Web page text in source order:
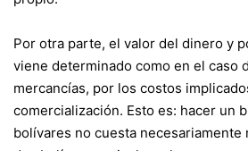
Por otra parte, el valor del dinero y
viene determinado como en el caso
mercancías, por los costos
comercialización. Esto es: hacer un
bolívares no cuesta necesariamente